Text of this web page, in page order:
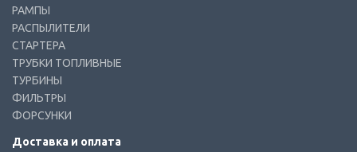
РАМПЫ
РАСПЫЛИТЕЛИ
СТАРТЕРА
ТРУБКИ ТОПЛИВНЫЕ
ТУРБИНЫ
ФИЛЬТРЫ
ФОРСУНКИ
Доставка и оплата